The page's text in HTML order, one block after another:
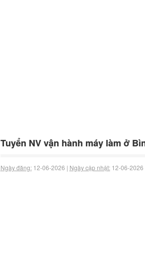
Tuyển NV vận hành máy làm ở
Ngày đăng:12-06-2026 | Ngày cập nhật:12-06-2026